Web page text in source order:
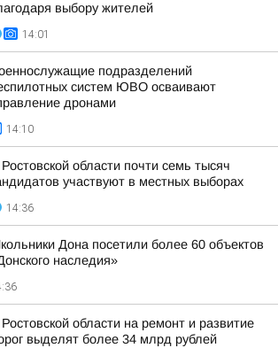
выбору жителей
14:01
подразделений
систем ЮВО осваивают
дронами
14:10
области почти семь тысяч
участвуют в местных выборах
14:36
Дона посетили более 60 объектов
наследия»
области на ремонт и развитие
выделят более 34 млрд рублей